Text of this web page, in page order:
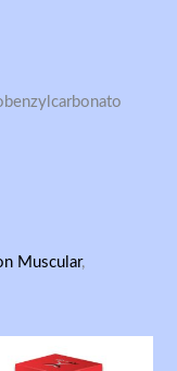
Muscular,